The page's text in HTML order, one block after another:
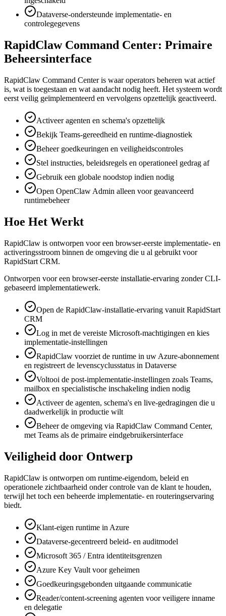
Dataverse-ondersteunde implementatie- en
controlegegevens
RapidClaw Command Center: Primaire
Beheersinterface
RapidClaw Command Center is waar operators beheren wat actief
is, wat is toegestaan en wat aandacht nodig heeft. Het systeem wordt
eerst veilig geïmplementeerd en vervolgens opzettelijk geactiveerd.
Activeer agenten en schema's opzettelijk
Bekijk Teams-gereedheid en runtime-diagnostiek
Beheer goedkeuringen en veiligheidscontroles
Stel instructies, beleidsregels en operationeel gedrag af
Gebruik een globale noodstop indien nodig
Open OpenClaw Admin alleen voor geavanceerd
runtimebeheer
Hoe Het Werkt
RapidClaw is ontworpen voor een browser-eerste implementatie- en
activeringsstroom binnen de omgeving die u al gebruikt voor
RapidStart CRM.
Ontworpen voor een browser-eerste installatie-ervaring zonder CLI-
gebaseerd implementatiewerk.
Open de RapidClaw-installatie-ervaring vanuit RapidStart
CRM
Log in met de vereiste Microsoft-machtigingen en kies
implementatie-instellingen
RapidClaw voorziet de runtime in uw Azure-abonnement
en registreert de levenscyclusstatus in Dataverse
Voltooi de post-implementatie-instellingen zoals Teams,
mailbox en specialistische inschakeling indien nodig
Activeer de agenten, schema's en live-gedragingen die u
daadwerkelijk in productie wilt
Beheer de omgeving via RapidClaw Command Center,
met Teams als de primaire eindgebruikersinterface
Veiligheid door Ontwerp
RapidClaw is ontworpen om runtime-eigendom, beleid en
operationele zichtbaarheid onder controle van de klant te houden,
terwijl het toch een beheerde implementatie- en routeringservaring
biedt.
Klant-eigen runtime in Azure
Dataverse-gecentreerd beleid- en auditmodel
Microsoft 365 / Entra identiteitsgrenzen
Azure Key Vault voor geheimen
Goedkeuringsgebonden uitgaande communicatie
Reader/content-screening agenten voor veiligere inname
en delegatie